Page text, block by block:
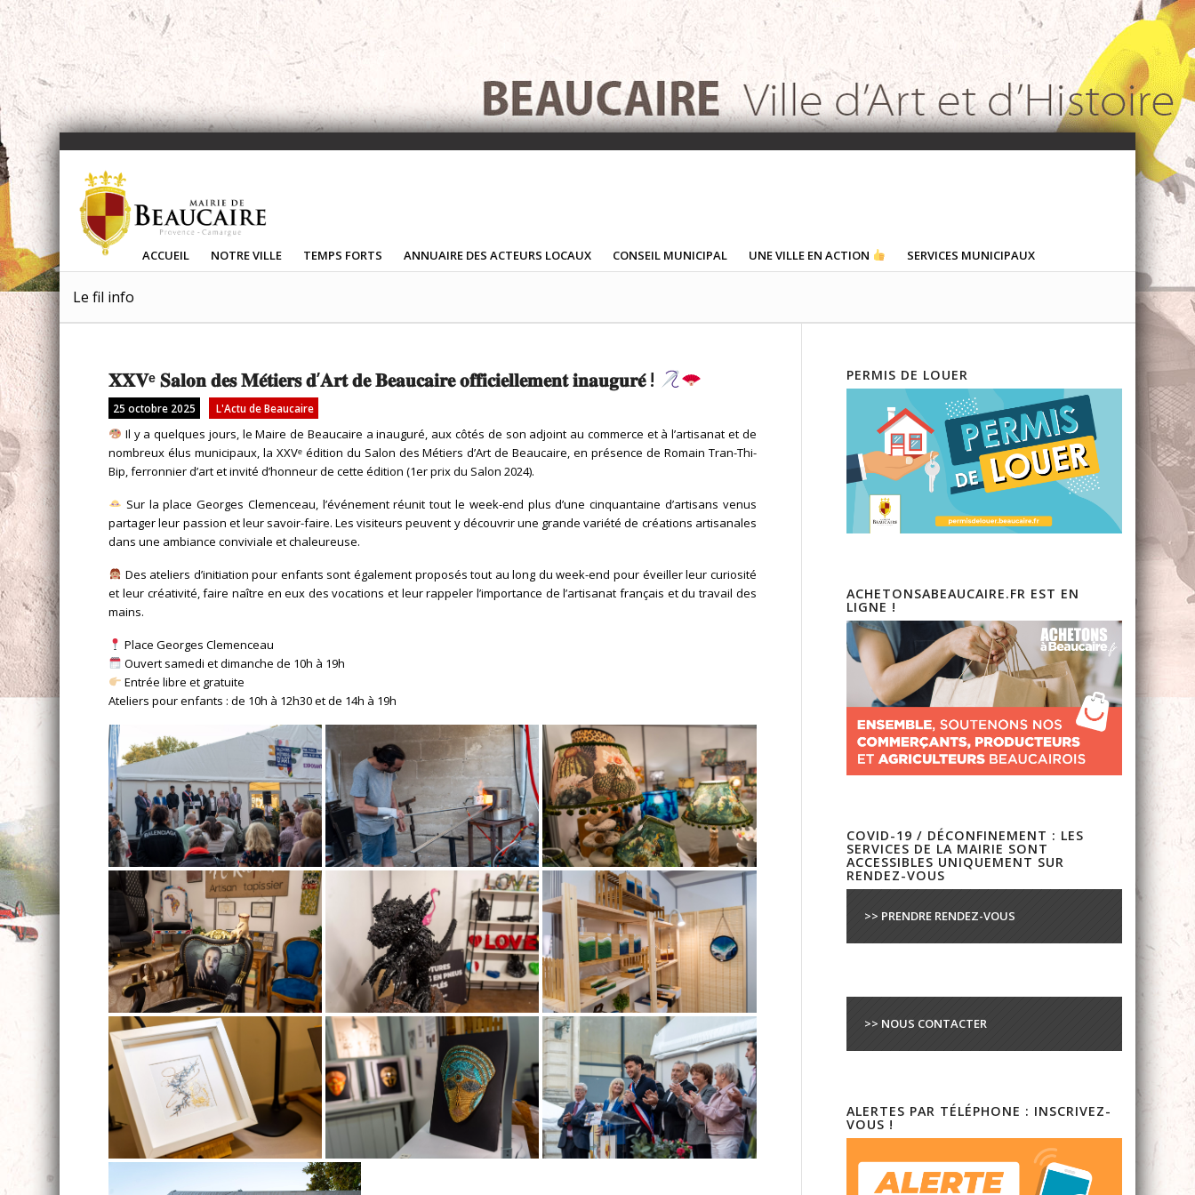
ACCUEIL NOTRE VILLE TEMPS FORTS ANNUAIRE DES ACTEURS LOCAUX CONSEIL MUNICIPAL UNE VILLE EN ACTION SERVICES MUNICIPAUX
Le fil info
𝐗𝐗𝐕ᵉ 𝐒𝐚𝐥𝐨𝐧 𝐝𝐞𝐬 𝐌𝐞́𝐭𝐢𝐞𝐫𝐬 𝐝’𝐀𝐫𝐭 𝐝𝐞 𝐁𝐞𝐚𝐮𝐜𝐚𝐢𝐫𝐞 𝐨𝐟𝐟𝐢𝐜𝐢𝐞𝐥𝐥𝐞𝐦𝐞𝐧𝐭 𝐢𝐧𝐚𝐮𝐠𝐮𝐫𝐞́ !
25 octobre 2025 L'Actu de Beaucaire
Il y a quelques jours, le Maire de Beaucaire a inauguré, aux côtés de son adjoint au commerce et à l’artisanat et de
nombreux élus municipaux, la XXVᵉ édition du Salon des Métiers d’Art de Beaucaire, en présence de Romain Tran-Thi-
Bip, ferronnier d’art et invité d’honneur de cette édition (1er prix du Salon 2024).
Sur la place Georges Clemenceau, l’événement réunit tout le week-end plus d’une cinquantaine d’artisans venus
partager leur passion et leur savoir-faire. Les visiteurs peuvent y découvrir une grande variété de créations artisanales
dans une ambiance conviviale et chaleureuse.
Des ateliers d’initiation pour enfants sont également proposés tout au long du week-end pour éveiller leur curiosité
et leur créativité, faire naître en eux des vocations et leur rappeler l’importance de l’artisanat français et du travail des
mains.
Place Georges Clemenceau
Ouvert samedi et dimanche de 10h à 19h
Entrée libre et gratuite
Ateliers pour enfants : de 10h à 12h30 et de 14h à 19h
PERMIS DE LOUER
ACHETONSABEAUCAIRE.FR EST EN
LIGNE !
COVID-19 / DÉCONFINEMENT : LES
SERVICES DE LA MAIRIE SONT
ACCESSIBLES UNIQUEMENT SUR
RENDEZ-VOUS
>> PRENDRE RENDEZ-VOUS
>> NOUS CONTACTER
ALERTES PAR TÉLÉPHONE : INSCRIVEZ-
VOUS !